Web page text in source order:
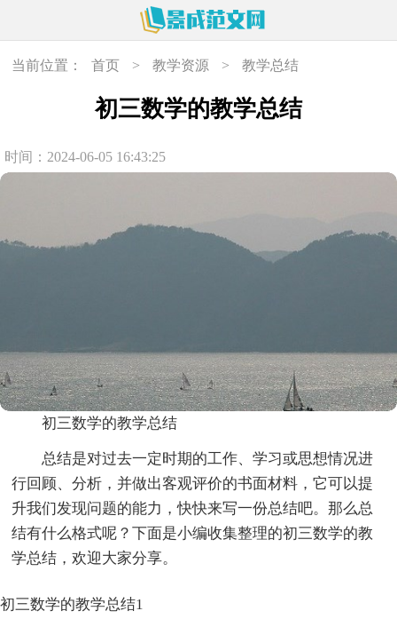
当前位置： 首页 > 教学资源 > 教学总结
初三数学的教学总结
时间：2024-06-05 16:43:25
初三数学的教学总结
总结是对过去一定时期的工作、学习或思想情况进
行回顾、分析，并做出客观评价的书面材料，它可以提
升我们发现问题的能力，快快来写一份总结吧。那么总
结有什么格式呢？下面是小编收集整理的初三数学的教
学总结，欢迎大家分享。
初三数学的教学总结1